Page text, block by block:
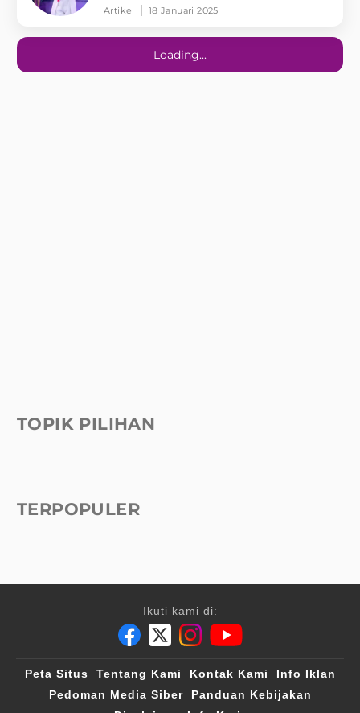
Artikel 18 Januari 2025
Loading...
TOPIK PILIHAN
TERPOPULER
Ikuti kami di:
Peta Situs Tentang Kami Kontak Kami
Info Iklan
Pedoman Media Siber
Panduan Kebijakan